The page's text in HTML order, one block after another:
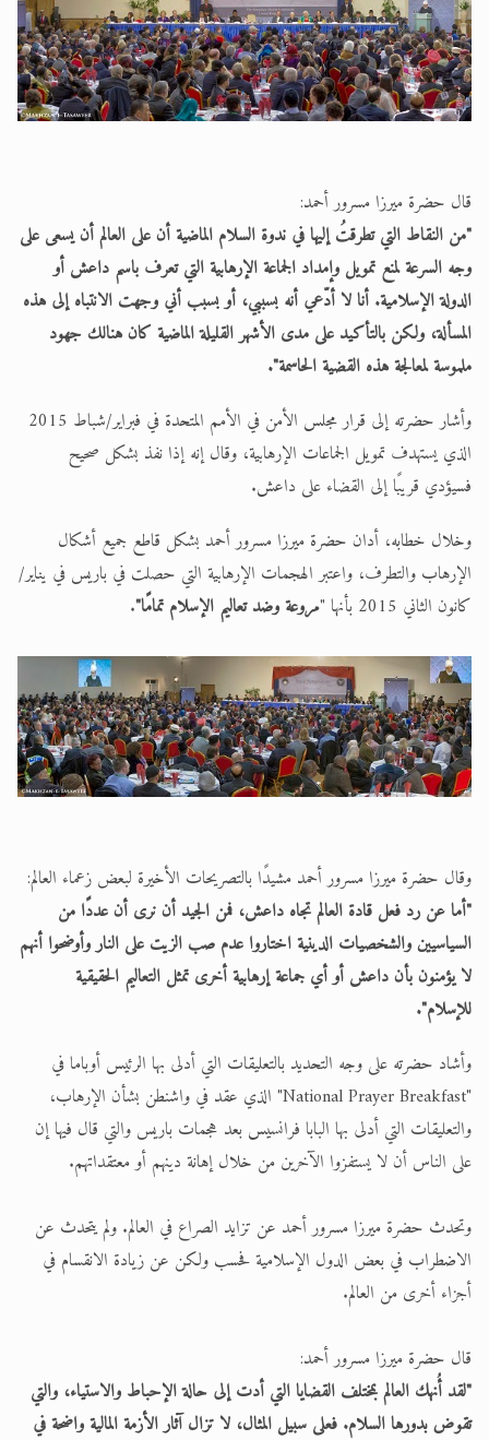
قال حضرة ميرزا مسرور أحمد:
"من النقاط التي تطرقتُ إليها في ندوة السلام الماضية أن على العالم أن يسعى على
وجه السرعة لمنع تمويل وإمداد الجماعة الإرهابية التي تعرف باسم داعش أو
الدولة الإسلامية. أنا لا أدّعي أنه بسببي، أو بسبب أني وجهت الانتباه إلى هذه
المسألة، ولكن بالتأكيد على مدى الأشهر القليلة الماضية كان هنالك جهود
ملموسة لمعالجة هذه القضية الحاسمة".
وأشار حضرته إلى قرار مجلس الأمن في الأمم المتحدة في فبراير/شباط 2015
الذي يستهدف تمويل الجماعات الإرهابية، وقال إنه إذا نفذ بشكل صحيح
فسيؤدي قريبًا إلى القضاء على داعش.
وخلال خطابه، أدان حضرة ميرزا مسرور أحمد بشكل قاطع جميع أشكال
الإرهاب والتطرف، واعتبر الهجمات الإرهابية التي حصلت في باريس في يناير/
كانون الثاني 2015 بأنها "
مروعة وضد تعاليم الإسلام تمامًا".
وقال حضرة ميرزا مسرور أحمد مشيدًا بالتصريحات الأخيرة لبعض زعماء العالم:
"أما عن رد فعل قادة العالم تجاه داعش، فمن الجيد أن نرى أن عددًا من
السياسيين والشخصيات الدينية اختاروا عدم صب الزيت على النار وأوضحوا أنهم
لا يؤمنون بأن داعش أو أي جماعة إرهابية أخرى تمثل التعاليم الحقيقية
للإسلام".
وأشاد حضرته على وجه التحديد بالتعليقات التي أدلى بها الرئيس أوباما في
"National Prayer Breakfast" الذي عقد في واشنطن بشأن الإرهاب،
والتعليقات التي أدلى بها البابا فرانسيس بعد هجمات باريس والتي قال فيها إن
على الناس أن لا يستفزوا الآخرين من خلال إهانة دينهم أو معتقداتهم.
وتحدث حضرة ميرزا مسرور أحمد عن تزايد الصراع في العالم. ولم يتحدث عن
الاضطراب في بعض الدول الإسلامية فحسب ولكن عن زيادة الانقسام في
أجزاء أخرى من العالم.
قال حضرة ميرزا مسرور أحمد:
"لقد أُنهك العالم بمختلف القضايا التي أدت إلى حالة الإحباط والاستياء، والتي
تقوض بدورها السلام. فعلى سبيل المثال، لا تزال آثار الأزمة المالية واضحة في